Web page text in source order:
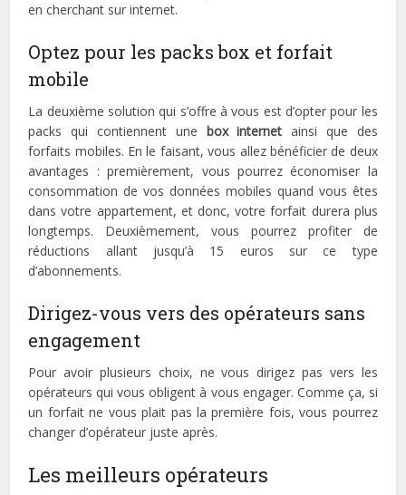
en cherchant sur internet.
Optez pour les packs box et forfait
mobile
La deuxième solution qui s’offre à vous est d’opter pour les
packs qui contiennent une box internet ainsi que des
forfaits mobiles. En le faisant, vous allez bénéficier de deux
avantages : premièrement, vous pourrez économiser la
consommation de vos données mobiles quand vous êtes
dans votre appartement, et donc, votre forfait durera plus
longtemps. Deuxièmement, vous pourrez profiter de
réductions allant jusqu’à 15 euros sur ce type
d’abonnements.
Dirigez-vous vers des opérateurs sans
engagement
Pour avoir plusieurs choix, ne vous dirigez pas vers les
opérateurs qui vous obligent à vous engager. Comme ça, si
un forfait ne vous plait pas la première fois, vous pourrez
changer d’opérateur juste après.
Les meilleurs opérateurs